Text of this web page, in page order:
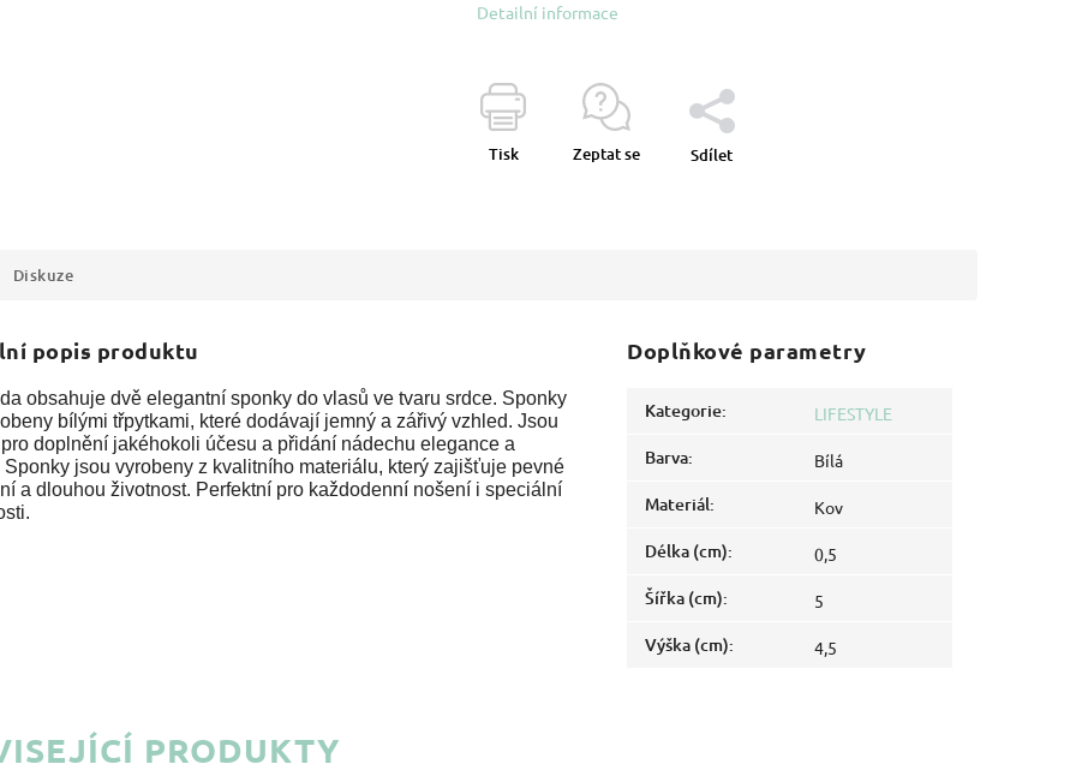
Detailní informace
Tisk Zeptat se Sdílet
Diskuze
popis produktu
obsahuje dvě elegantní sponky do vlasů ve tvaru srdce. Sponky
bílými třpytkami, které dodávají jemný a zářivý vzhled. Jsou
doplnění jakéhokoli účesu a přidání nádechu elegance a
Sponky jsou vyrobeny z kvalitního materiálu, který zajišťuje pevné
a dlouhou životnost. Perfektní pro každodenní nošení i speciální
Doplňkové parametry
Kategorie: LIFESTYLE
Barva: Bílá
Materiál: Kov
Délka (cm): 0,5
Šířka (cm): 5
Výška (cm): 4,5
PRODUKTY